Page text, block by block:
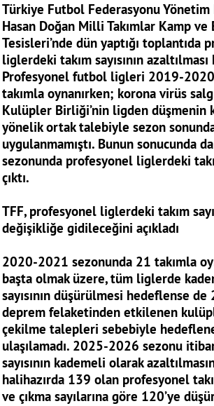
Türkiye Futbol Federasyonu Yönetim
Hasan Doğan Milli Takımlar Kamp ve
Tesisleri’nde dün yaptığı toplantıda
liglerdeki takım sayısının azaltılması
Profesyonel futbol ligleri 2019-
takımla oynanırken; korona virüs
Kulüpler Birliği’nin ligden düşmenin
yönelik ortak talebiyle sezon
uygulanmamıştı. Bunun sonucunda
sezonunda profesyonel liglerdeki
çıktı.
TFF, profesyonel liglerdeki takım
değişikliğe gidileceğini açıkladı
2020-2021 sezonunda 21 takımla
başta olmak üzere, tüm liglerde
sayısının düşürülmesi hedeflense de
deprem felaketinden etkilenen
çekilme talepleri sebebiyle
ulaşılamadı. 2025-2026 sezonu
sayısının kademeli olarak
halihazırda 139 olan profesyonel
ve çıkma sayılarına göre 120’ye